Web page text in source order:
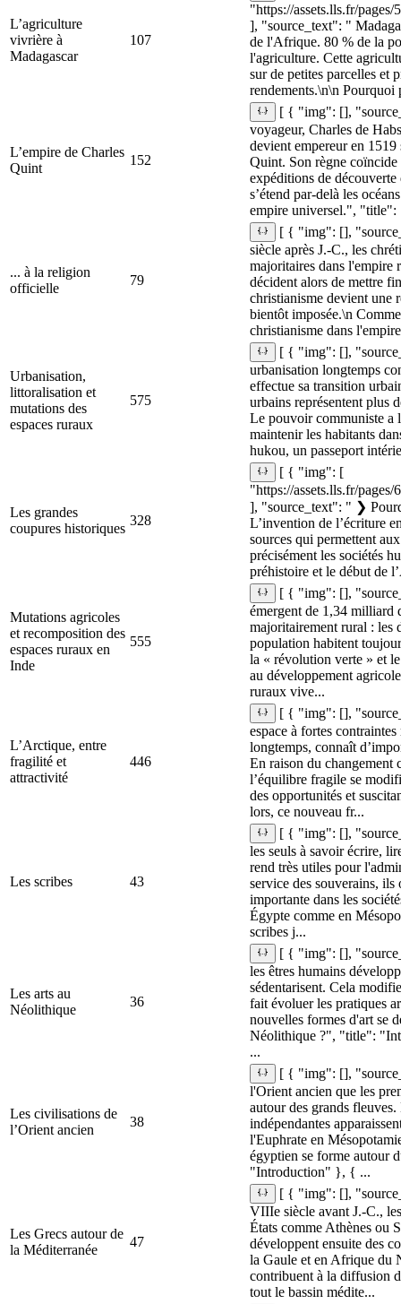
L’agriculture
vivrière à
Madagascar
107
"https://assets.lls.fr/
], "source_text": "
de l'Afrique. 80 % de la
l'agriculture. Cette
sur de petites parcelles et
rendements.\n\n Pourquoi
L’empire de Charles
Quint
152
[ { "img": [],
voyageur, Charles de
devient empereur en
Quint. Son règne coïncide
expéditions de
s’étend par-delà les
empire universel.", "title":
... à la religion
officielle
79
[ { "img": [],
siècle après J.‑C., les
majoritaires dans l'empire
décident alors de mettre
christianisme devient une
bientôt imposée.\n
christianisme dans
Urbanisation,
littoralisation et
mutations des
espaces ruraux
575
[ { "img": [],
urbanisation longtemps
effectue sa transition
urbains représentent plus
Le pouvoir communiste a
maintenir les habitants
hukou, un passeport
Les grandes
coupures historiques
328
[ { "img": [
"https://assets.lls.fr/
], "source_text": " ❯
L’invention de l’écriture
sources qui permettent
précisément les sociétés
préhistoire et le début de
Mutations agricoles
et recomposition des
espaces ruraux en
Inde
555
[ { "img": [],
émergent de 1,34 milliard
majoritairement rural : les
population habitent
la « révolution verte » et
au développement
ruraux vive...
L’Arctique, entre
fragilité et
attractivité
446
[ { "img": [],
espace à fortes
longtemps, connaît
En raison du changement
l’équilibre fragile se
des opportunités et
lors, ce nouveau fr...
Les scribes 43
[ { "img": [],
les seuls à savoir écrire,
rend très utiles pour
service des souverains, ils
importante dans les
Égypte comme en
scribes j...
Les arts au
Néolithique
36
[ { "img": [],
les êtres humains
sédentarisent. Cela
fait évoluer les pratiques
nouvelles formes d'art se
Néolithique ?", "title":
...
Les civilisations de
l’Orient ancien
38
[ { "img": [],
l'Orient ancien que les
autour des grands fleuves.
indépendantes
l'Euphrate en
égyptien se forme autour
"Introduction" }, { ...
Les Grecs autour de
la Méditerranée
47
[ { "img": [],
VIIIe siècle avant J.‑C.,
États comme Athènes ou
développent ensuite des
la Gaule et en Afrique du
contribuent à la diffusion
tout le bassin médite...